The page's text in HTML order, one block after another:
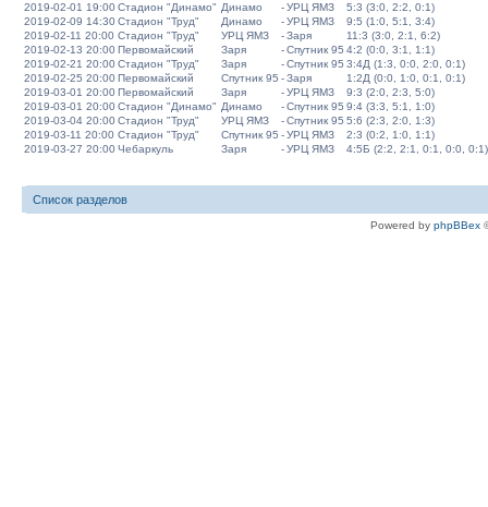
2019-02-01 19:00Стадион "Динамо" Динамо -УРЦ ЯМЗ
5:3 (3:0, 2:2, 0:1)
2019-02-09 14:30Стадион "Труд" Динамо -УРЦ ЯМЗ
9:5 (1:0, 5:1, 3:4)
2019-02-11 20:00 Стадион "Труд" УРЦ ЯМЗ -Заря
11:3 (3:0, 2:1, 6:2)
2019-02-13 20:00Первомайский Заря -Спутник 95 4:2 (0:0, 3:1, 1:1)
2019-02-21 20:00Стадион "Труд" Заря -Спутник 95 3:4Д (1:3, 0:0, 2:0, 0:1)
2019-02-25 20:00Первомайский Спутник 95 -Заря
1:2Д (0:0, 1:0, 0:1, 0:1)
2019-03-01 20:00Первомайский Заря -УРЦ ЯМЗ
9:3 (2:0, 2:3, 5:0)
2019-03-01 20:00Стадион "Динамо" Динамо -Спутник 95 9:4 (3:3, 5:1, 1:0)
2019-03-04 20:00Стадион "Труд" УРЦ ЯМЗ -Спутник 95 5:6 (2:3, 2:0, 1:3)
2019-03-11 20:00 Стадион "Труд" Спутник 95 -УРЦ ЯМЗ
2:3 (0:2, 1:0, 1:1)
2019-03-27 20:00Чебаркуль Заря -УРЦ ЯМЗ 4:5Б (2:2, 2:1, 0:1, 0:0, 0:1)
Список разделов
Powered by phpBBex